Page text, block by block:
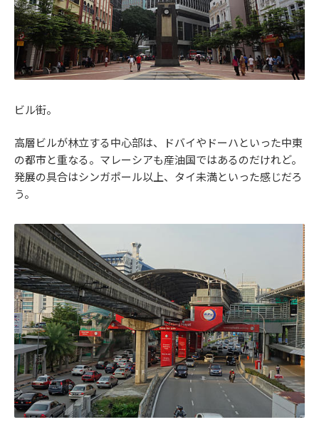
ビル街。
高層ビルが林立する中心部は、ドバイやドーハといった中東
の都市と重なる。マレーシアも産油国ではあるのだけれど。
発展の具合はシンガポール以上、タイ未満といった感じだろ
う。